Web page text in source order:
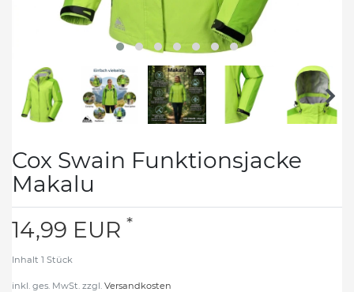
Cox Swain Funktionsjacke
Makalu
14,99 EUR *
Inhalt 1 Stück
inkl. ges. MwSt. zzgl. Versandkosten